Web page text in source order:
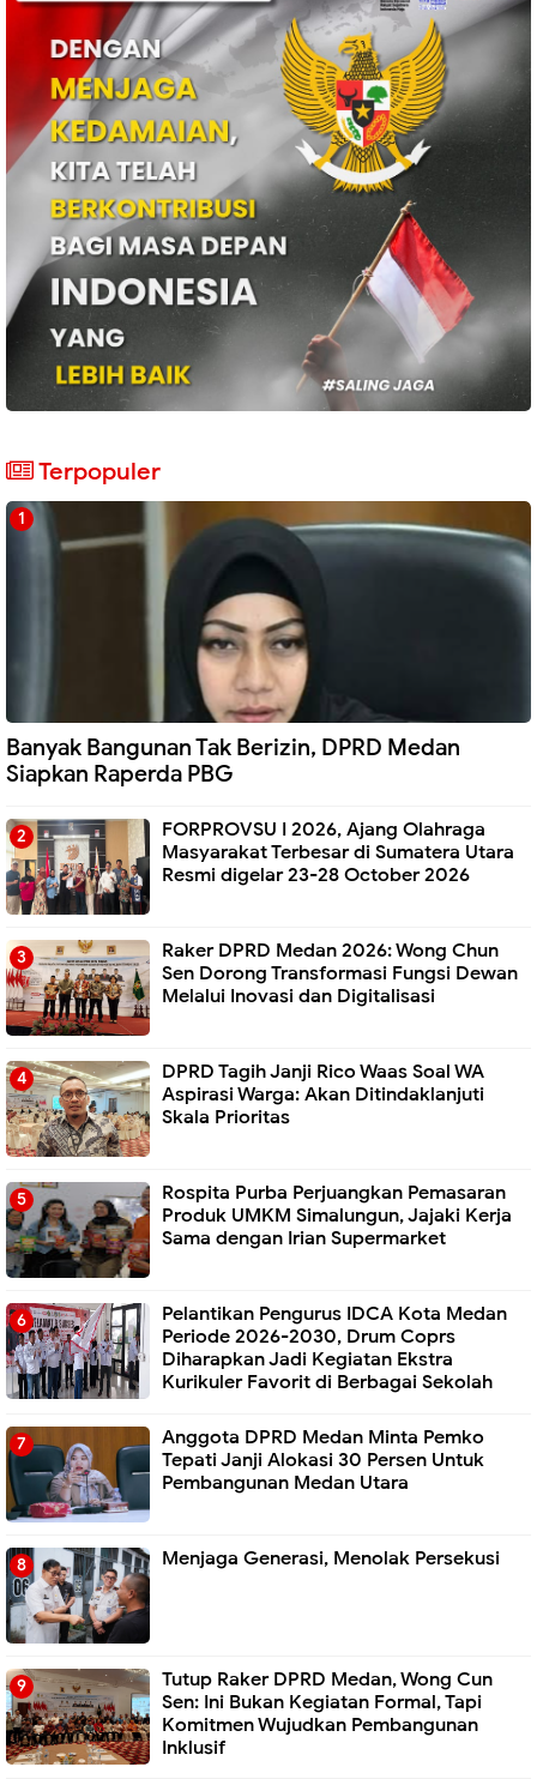
Terpopuler
Banyak Bangunan Tak Berizin, DPRD Medan
Siapkan Raperda PBG
FORPROVSU I 2026, Ajang Olahraga
Masyarakat Terbesar di Sumatera Utara
Resmi digelar 23-28 October 2026
Raker DPRD Medan 2026: Wong Chun
Sen Dorong Transformasi Fungsi Dewan
Melalui Inovasi dan Digitalisasi
DPRD Tagih Janji Rico Waas Soal WA
Aspirasi Warga: Akan Ditindaklanjuti
Skala Prioritas
Rospita Purba Perjuangkan Pemasaran
Produk UMKM Simalungun, Jajaki Kerja
Sama dengan Irian Supermarket
Pelantikan Pengurus IDCA Kota Medan
Periode 2026-2030, Drum Coprs
Diharapkan Jadi Kegiatan Ekstra
Kurikuler Favorit di Berbagai Sekolah
Anggota DPRD Medan Minta Pemko
Tepati Janji Alokasi 30 Persen Untuk
Pembangunan Medan Utara
Menjaga Generasi, Menolak Persekusi
Tutup Raker DPRD Medan, Wong Cun
Sen: Ini Bukan Kegiatan Formal, Tapi
Komitmen Wujudkan Pembangunan
Inklusif